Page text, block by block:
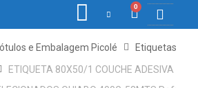
0
e Embalagem Picolé
Etiquetas
ETIQUETA 80X50/1 COUCHE ADESIVA